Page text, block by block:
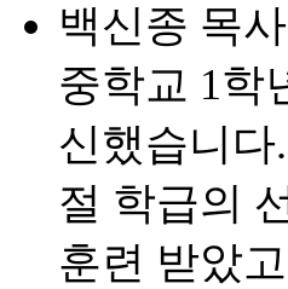
백신종 목
중학교 1학
신했습니
절 학급의
훈련 받았